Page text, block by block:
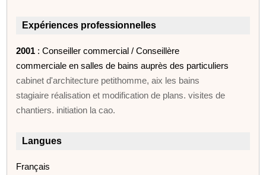
Expériences professionnelles
2001 : Conseiller commercial / Conseillère
commerciale en salles de bains auprès des particuliers
cabinet d'architecture petithomme, aix les bains
stagiaire réalisation et modification de plans. visites de
chantiers. initiation la cao.
Langues
Français